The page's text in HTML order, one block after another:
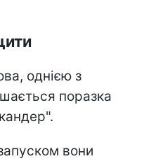
однією з
поразка
вони